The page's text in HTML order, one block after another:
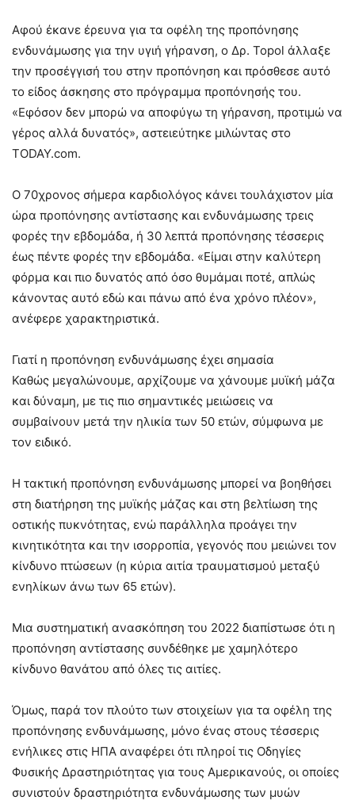
Αφού έκανε έρευνα για τα οφέλη της προπόνησης
ενδυνάμωσης για την υγιή γήρανση, ο Δρ. Topol άλλαξε
την προσέγγισή του στην προπόνηση και πρόσθεσε αυτό
το είδος άσκησης στο πρόγραμμα προπόνησής του.
«Εφόσον δεν μπορώ να αποφύγω τη γήρανση, προτιμώ να
γέρος αλλά δυνατός», αστειεύτηκε μιλώντας στο
TODAY.com.
Ο 70χρονος σήμερα καρδιολόγος κάνει τουλάχιστον μία
ώρα προπόνησης αντίστασης και ενδυνάμωσης τρεις
φορές την εβδομάδα, ή 30 λεπτά προπόνησης τέσσερις
έως πέντε φορές την εβδομάδα. «Είμαι στην καλύτερη
φόρμα και πιο δυνατός από όσο θυμάμαι ποτέ, απλώς
κάνοντας αυτό εδώ και πάνω από ένα χρόνο πλέον»,
ανέφερε χαρακτηριστικά.
Γιατί η προπόνηση ενδυνάμωσης έχει σημασία
Καθώς μεγαλώνουμε, αρχίζουμε να χάνουμε μυϊκή μάζα
και δύναμη, με τις πιο σημαντικές μειώσεις να
συμβαίνουν μετά την ηλικία των 50 ετών, σύμφωνα με
τον ειδικό.
Η τακτική προπόνηση ενδυνάμωσης μπορεί να βοηθήσει
στη διατήρηση της μυϊκής μάζας και στη βελτίωση της
οστικής πυκνότητας, ενώ παράλληλα προάγει την
κινητικότητα και την ισορροπία, γεγονός που μειώνει τον
κίνδυνο πτώσεων (η κύρια αιτία τραυματισμού μεταξύ
ενηλίκων άνω των 65 ετών).
Μια συστηματική ανασκόπηση του 2022 διαπίστωσε ότι η
προπόνηση αντίστασης συνδέθηκε με χαμηλότερο
κίνδυνο θανάτου από όλες τις αιτίες.
Όμως, παρά τον πλούτο των στοιχείων για τα οφέλη της
προπόνησης ενδυνάμωσης, μόνο ένας στους τέσσερις
ενήλικες στις ΗΠΑ αναφέρει ότι πληροί τις Οδηγίες
Φυσικής Δραστηριότητας για τους Αμερικανούς, οι οποίες
συνιστούν δραστηριότητα ενδυνάμωσης των μυών